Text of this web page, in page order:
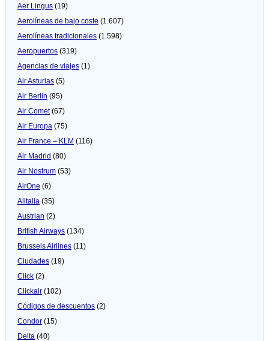
Aer Lingus (19)
Aerolíneas de bajo coste (1.607)
Aerolíneas tradicionales (1.598)
Aeropuertos (319)
Agencias de viajes (1)
Air Asturias (5)
Air Berlin (95)
Air Comet(67)
Air Europa (75)
Air France – KLM (116)
Air Madrid (80)
Air Nostrum (53)
AirOne (6)
Alitalia (35)
Austrian (2)
British Airways (134)
Brussels Airlines (11)
Ciudades (19)
Click (2)
Clickair (102)
Códigos de descuentos (2)
Condor (15)
Delta (40)